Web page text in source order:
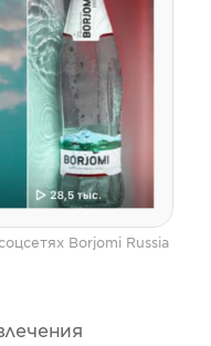
Borjomi Russia